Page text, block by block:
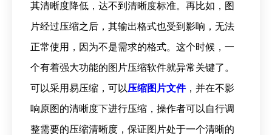
其清晰度降低，达不到清晰度标准。再比如，图
片经过压缩之后，其输出格式也受到影响，无法
正常使用，因为不是需求的格式。这个时候，一
个有着强大功能的图片压缩软件就异常关键了。
可以采用易压缩，可以压缩图片文件，并在不影
响原图的清晰度下进行压缩，操作者可以自行调
整需要的压缩清晰度，保证图片处于一个清晰的